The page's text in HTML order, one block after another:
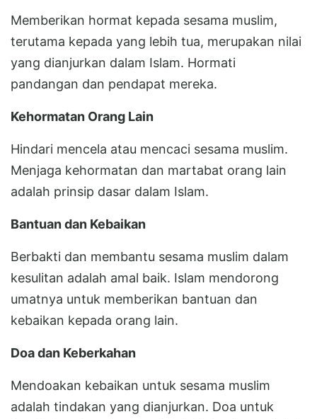
Memberikan hormat kepada sesama muslim,
terutama kepada yang lebih tua, merupakan nilai
yang dianjurkan dalam Islam. Hormati
pandangan dan pendapat mereka.
Kehormatan Orang Lain
Hindari mencela atau mencaci sesama muslim.
Menjaga kehormatan dan martabat orang lain
adalah prinsip dasar dalam Islam.
Bantuan dan Kebaikan
Berbakti dan membantu sesama muslim dalam
kesulitan adalah amal baik. Islam mendorong
umatnya untuk memberikan bantuan dan
kebaikan kepada orang lain.
Doa dan Keberkahan
Mendoakan kebaikan untuk sesama muslim
adalah tindakan yang dianjurkan. Doa untuk